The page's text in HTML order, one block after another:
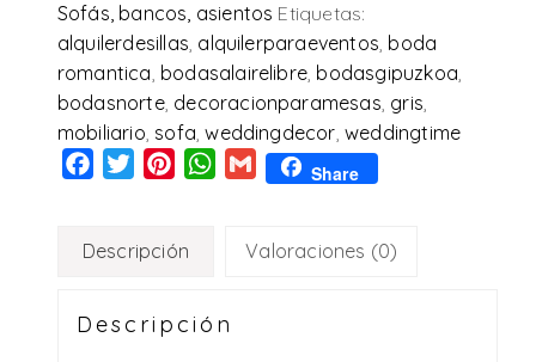
Sofás, bancos, asientos Etiquetas:
alquilerdesillas, alquilerparaeventos, boda
romantica, bodasalairelibre, bodasgipuzkoa,
bodasnorte, decoracionparamesas, gris,
mobiliario, sofa,weddingdecor,weddingtime
Facebook
TwitterPinterestWhatsApp
Gmail Share
Descripción Valoraciones (0)
Descripción